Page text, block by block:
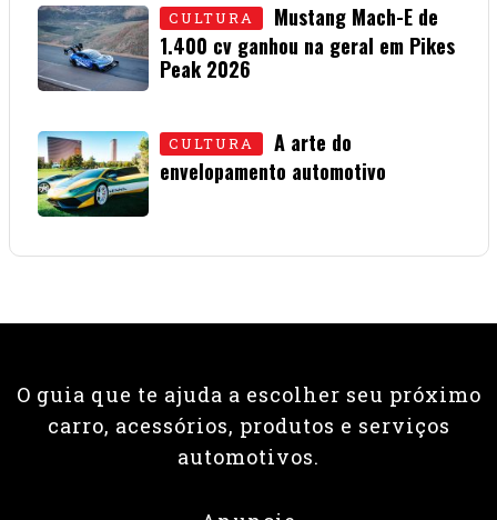
CULTURA
Mustang Mach-E de
1.400 cv ganhou na geral em Pikes
Peak 2026
CULTURA
A arte do
envelopamento automotivo
O guia que te ajuda a escolher seu próximo
carro, acessórios, produtos e serviços
automotivos.